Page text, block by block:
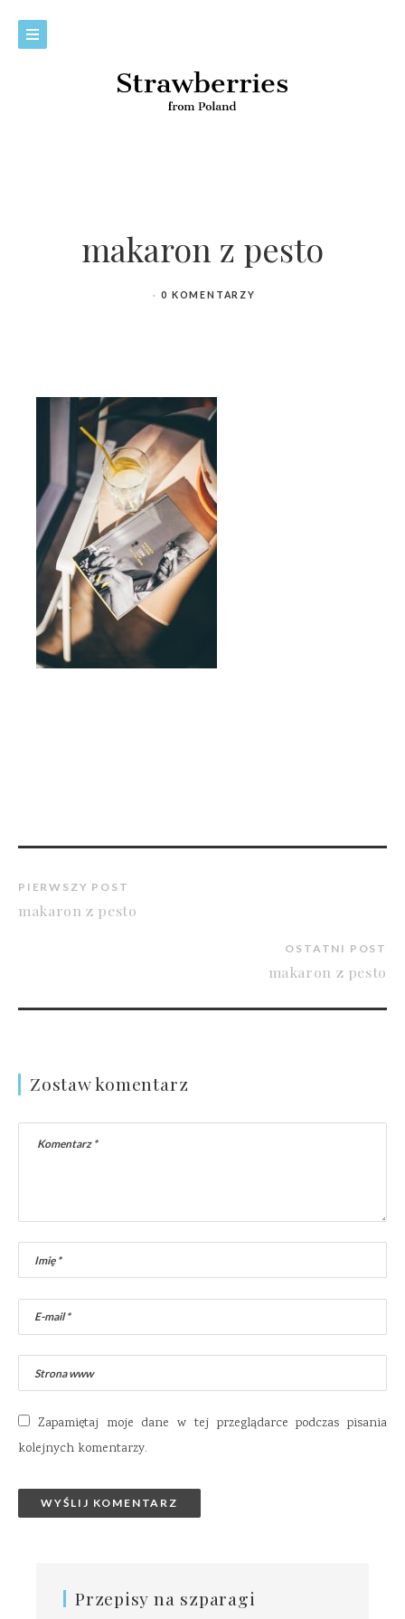
makaron z pesto
0 KOMENTARZY
PIERWSZY POST
makaron z pesto
OSTATNI POST
makaron z pesto
Zostaw komentarz
Zapamiętaj moje dane w tej przeglądarce podczas pisania
kolejnych komentarzy.
Przepisy na szparagi